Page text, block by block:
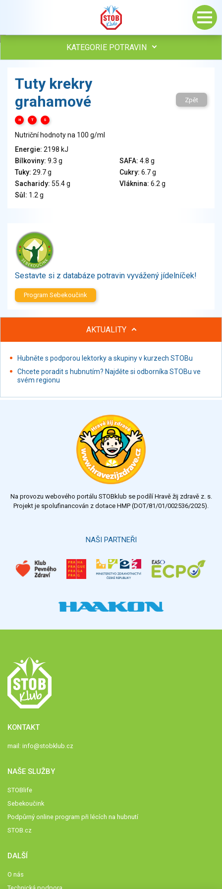
KATEGORIE POTRAVIN
Vejce
Mléko
Mléčné výrobky
Sýry
Veganské a vegetariánské výrobky
Tuky
Obiloviny, mouka, cereální výrobky
Chléb, pečivo, křehké chleby, pufované výrobky
Přílohy
Brambory, luštěniny, houby
Sladkosti, slané výrobky
Zmrzliny
Ochucovadla, přísady, sladidla
Sušené směsi
Polotovary, hotové pokrmy
Proteinové výrobky, doplňky stravy
Nápoje alkoholické
Restaurace, jídelny, hotová jídla
Fastfood
Studená kuchyně, lahůdkářské výrobky
Tuty krekry
grahamové
H T S
Zpět
Nutriční hodnoty na 100 g/ml
Energie: 2198 kJ
Bílkoviny: 9.3 g SAFA: 4.8 g
Tuky: 29.7 g Cukry: 6.7 g
Sacharidy: 55.4 g Vláknina: 6.2 g
Sůl: 1.2 g
Sestavte si z databáze potravin vyvážený jídelníček!
Program Sebekoučink
AKTUALITY
Hubněte s podporou lektorky a skupiny v kurzech STOBu
Chcete poradit s hubnutím? Najděte si odborníka STOBu ve
svém regionu
Na provozu webového portálu STOBklub se podílí Hravě žij zdravě z. s.
Projekt je spolufinancován z dotace HMP (DOT/81/01/002536/2025).
NAŠI PARTNEŘI
KONTAKT
mail: info@stobklub.cz
NAŠE SLUŽBY
STOBlife
Sebekoučink
Podpůrný online program při lécích na hubnutí
STOB.cz
DALŠÍ
O nás